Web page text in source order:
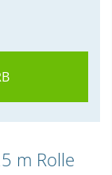
m Rolle